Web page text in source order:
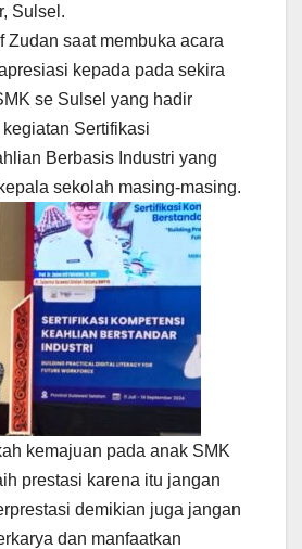
Sulsel.
Zudan saat membuka acara
kepada pada sekira
se Sulsel yang hadir
Sertifikasi
Berbasis Industri yang
sekolah masing-masing.
kemajuan pada anak SMK
prestasi karena itu jangan
demikian juga jangan
dan manfaatkan